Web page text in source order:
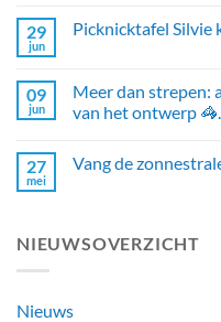
29
jun
Picknicktafel Silvie
09
jun
Meer dan strepen:
van het ontwerp 🦓.
27
mei
Vang de
NIEUWSOVERZICHT
Nieuws